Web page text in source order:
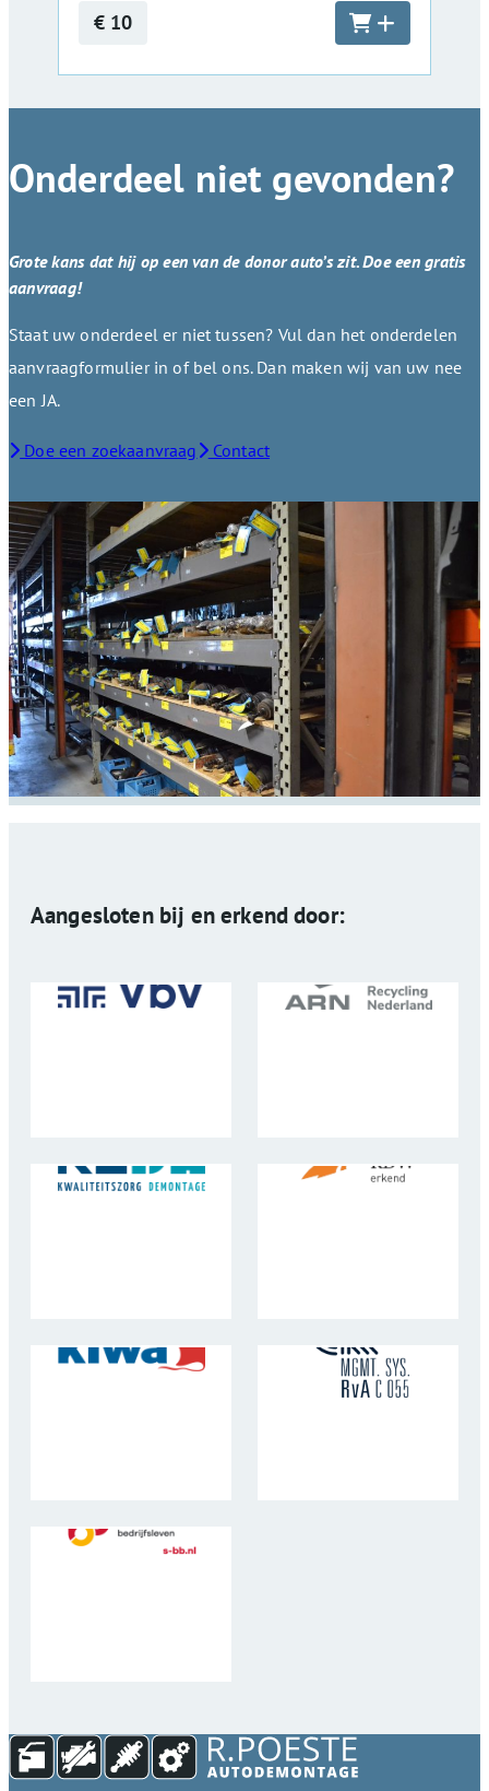
€ 10
Onderdeel niet gevonden?
Grote kans dat hij op een van de donor auto’s zit. Doe een gratis
aanvraag!
Staat uw onderdeel er niet tussen? Vul dan het onderdelen
aanvraagformulier in of bel ons. Dan maken wij van uw nee
een JA.
Doe een zoekaanvraag Contact
Aangesloten bij en erkend door: